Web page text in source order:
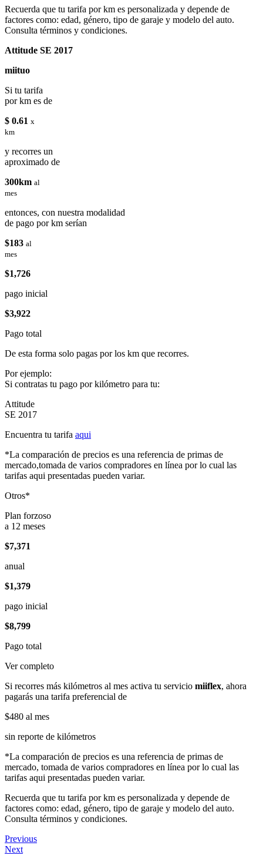
Recuerda que tu tarifa por km es personalizada y depende de
factores como: edad, género, tipo de garaje y modelo del auto.
Consulta términos y condiciones.
Attitude SE 2017
miituo
Si tu tarifa
por km es de
$ 0.61 x
km
y recorres un
aproximado de
300km al
mes
entonces, con nuestra modalidad
de pago por km serían
$183 al
mes
$1,726
pago inicial
$3,922
Pago total
De esta forma solo pagas por los km que recorres.
Por ejemplo:
Si contratas tu pago por kilómetro para tu:
Attitude
SE 2017
Encuentra tu tarifa aqui
*La comparación de precios es una referencia de primas de
mercado,tomada de varios compradores en línea por lo cual las
tarifas aqui presentadas pueden variar.
Otros*
Plan forzoso
a 12 meses
$7,371
anual
$1,379
pago inicial
$8,799
Pago total
Ver completo
Si recorres más kilómetros al mes activa tu servicio miiflex, ahora
pagarás una tarifa preferencial de
$480 al mes
sin reporte de kilómetros
*La comparación de precios es una referencia de primas de
mercado, tomada de varios compradores en línea por lo cual las
tarifas aqui presentadas pueden variar.
Recuerda que tu tarifa por km es personalizada y depende de
factores como: edad, género, tipo de garaje y modelo del auto.
Consulta términos y condiciones.
Previous
Next